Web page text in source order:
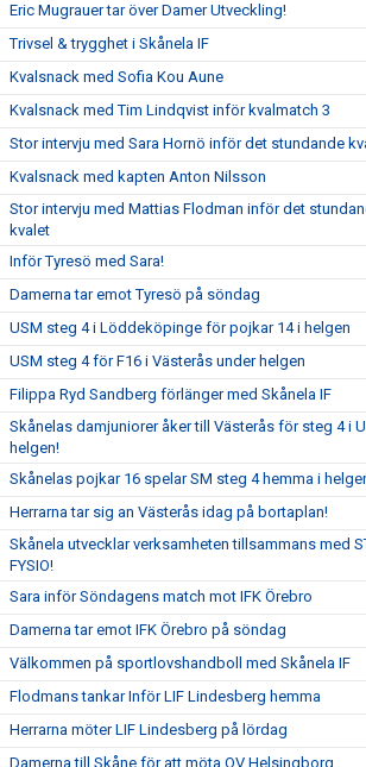
Eric Mugrauer tar över Damer Utveckling!
Trivsel & trygghet i Skånela IF
Kvalsnack med Sofia Kou Aune
Kvalsnack med Tim Lindqvist inför kvalmatch 3
Stor intervju med Sara Hornö inför det stundande
Kvalsnack med kapten Anton Nilsson
Stor intervju med Mattias Flodman inför det
kvalet
Inför Tyresö med Sara!
Damerna tar emot Tyresö på söndag
USM steg 4 i Löddeköpinge för pojkar 14 i helgen
USM steg 4 för F16 i Västerås under helgen
Filippa Ryd Sandberg förlänger med Skånela IF
Skånelas damjuniorer åker till Västerås för steg 4 i
helgen!
Skånelas pojkar 16 spelar SM steg 4 hemma i
Herrarna tar sig an Västerås idag på bortaplan!
Skånela utvecklar verksamheten tillsammans med
FYSIO!
Sara inför Söndagens match mot IFK Örebro
Damerna tar emot IFK Örebro på söndag
Välkommen på sportlovshandboll med Skånela IF
Flodmans tankar Inför LIF Lindesberg hemma
Herrarna möter LIF Lindesberg på lördag
Damerna till Skåne för att möta OV Helsingborg